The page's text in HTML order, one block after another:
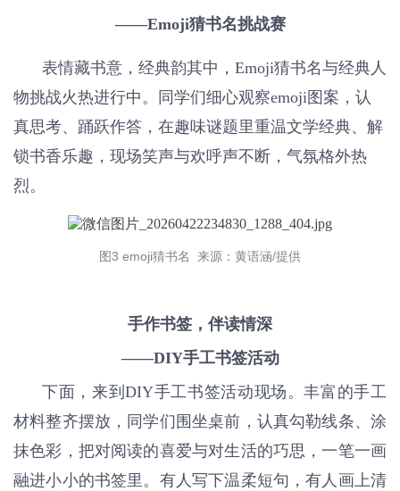
——Emoji猜书名挑战赛
表情藏书意，经典韵其中，Emoji猜书名与经典人
物挑战火热进行中。同学们细心观察emoji图案，认
真思考、踊跃作答，在趣味谜题里重温文学经典、解
锁书香乐趣，现场笑声与欢呼声不断，气氛格外热
烈。
图3 emoji猜书名 来源：黄语涵/提供
手作书签，伴读情深
——DIY手工书签活动
下面，来到DIY手工书签活动现场。丰富的手工
材料整齐摆放，同学们围坐桌前，认真勾勒线条、涂
抹色彩，把对阅读的喜爱与对生活的巧思，一笔一画
融进小小的书签里。有人写下温柔短句，有人画上清